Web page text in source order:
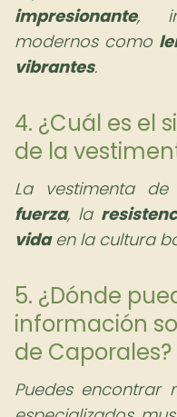
impresionante,
modernos como
vibrantes.
4. ¿Cuál es el
de la
La vestimenta
fuerza, la
vidaen la cultura
5. ¿Dónde
información
de Caporales?
Puedes encontrar